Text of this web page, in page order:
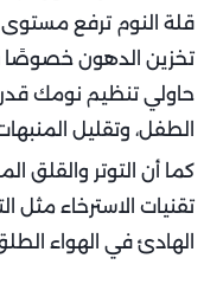
قلة النوم ترفع
تخزين الدهون
حاولي تنظيم نومك قدر
الطفل، وتقليل
كما أن التوتر والقلق
تقنيات الاسترخاء مثل
الهادئ في الهواء